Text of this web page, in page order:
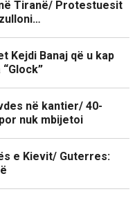
Tiranë/ Protestuesit
Kejdi Banaj që u kap
në kantier/ 40-
nuk mbijetoi
e Kievit/ Guterres: